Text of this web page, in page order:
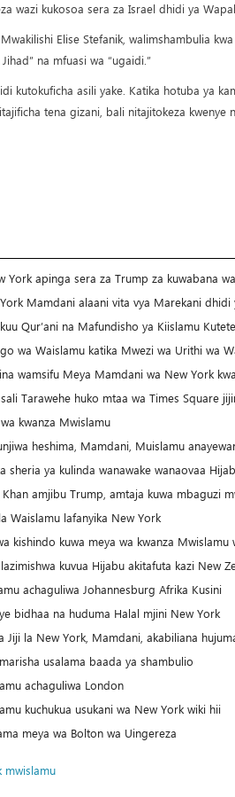
wazi kukosoa sera za Israel dhidi ya
Elise Stefanik, walimshambulia
na mfuasi wa “ugaidi.”
kutokuficha asili yake. Katika hotuba ya
tena gizani, bali nitajitokeza kwenye
York apinga sera za Trump za kuwabana
Mamdani alaani vita vya Marekani dhidi
Qur’ani na Mafundisho ya Kiislamu
wa Waislamu katika Mwezi wa Urithi wa
wamsifu Meya Mamdani wa New York
Tarawehe huko mtaa wa Times Square
kwanza Mwislamu
heshima, Mamdani, Muislamu
sheria ya kulinda wanawake wanaovaa
amjibu Trump, amtaja kuwa mbaguzi
Waislamu lafanyika New York
kishindo kuwa meya wa kwanza Mwislamu
kuvua Hijabu akitafuta kazi New
achaguliwa Johannesburg Afrika Kusini
bidhaa na huduma Halal mjini New York
Jiji la New York, Mamdani, akabiliana
usalama baada ya shambulio
achaguliwa London
kuchukua usukani wa New York wiki hii
meya wa Bolton wa Uingereza
mwislamu